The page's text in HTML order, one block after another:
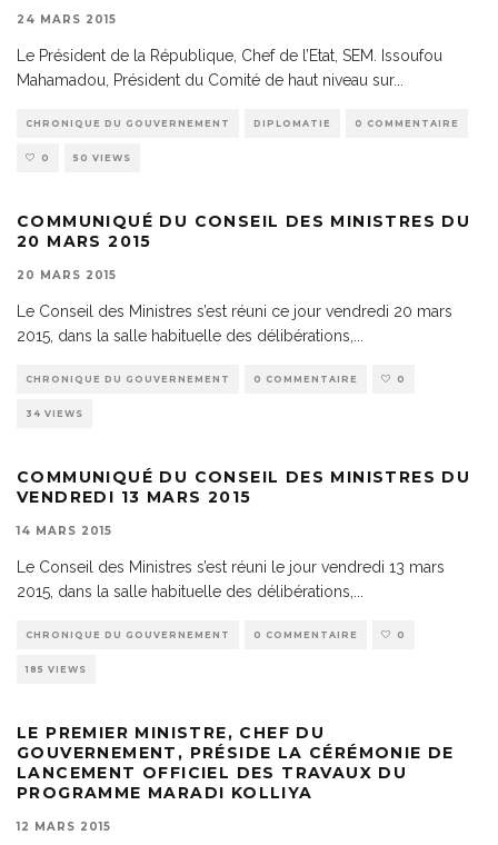
24 MARS 2015
Le Président de la République, Chef de l’Etat, SEM. Issoufou
Mahamadou, Président du Comité de haut niveau sur...
CHRONIQUE DU GOUVERNEMENT DIPLOMATIE 0 COMMENTAIRE
0 50 VIEWS
COMMUNIQUÉ DU CONSEIL DES MINISTRES DU
20 MARS 2015
20 MARS 2015
Le Conseil des Ministres s’est réuni ce jour vendredi 20 mars
2015, dans la salle habituelle des délibérations,
CHRONIQUE DU GOUVERNEMENT 0 COMMENTAIRE 0
34 VIEWS
COMMUNIQUÉ DU CONSEIL DES MINISTRES DU
VENDREDI 13 MARS 2015
14 MARS 2015
Le Conseil des Ministres s’est réuni le jour vendredi 13 mars
2015, dans la salle habituelle des délibérations,
CHRONIQUE DU GOUVERNEMENT 0 COMMENTAIRE 0
185 VIEWS
LE PREMIER MINISTRE, CHEF DU
GOUVERNEMENT, PRÉSIDE LA CÉRÉMONIE DE
LANCEMENT OFFICIEL DES TRAVAUX DU
PROGRAMME MARADI KOLLIYA
12 MARS 2015